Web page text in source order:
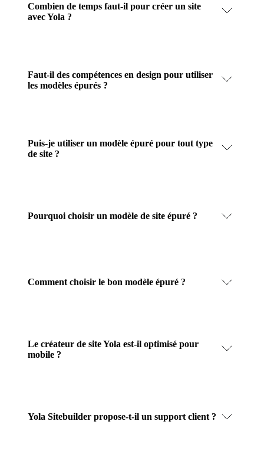
Combien de temps faut-il pour créer un site
avec Yola ?
Faut-il des compétences en design pour utiliser
les modèles épurés ?
Puis-je utiliser un modèle épuré pour tout type
de site ?
Pourquoi choisir un modèle de site épuré ?
Comment choisir le bon modèle épuré ?
Le créateur de site Yola est-il optimisé pour
mobile ?
Yola Sitebuilder propose-t-il un support client ?